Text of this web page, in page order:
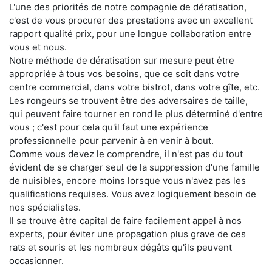
L'une des priorités de notre compagnie de dératisation,
c'est de vous procurer des prestations avec un excellent
rapport qualité prix, pour une longue collaboration entre
vous et nous.
Notre méthode de dératisation sur mesure peut être
appropriée à tous vos besoins, que ce soit dans votre
centre commercial, dans votre bistrot, dans votre gîte, etc.
Les rongeurs se trouvent être des adversaires de taille,
qui peuvent faire tourner en rond le plus déterminé d'entre
vous ; c'est pour cela qu'il faut une expérience
professionnelle pour parvenir à en venir à bout.
Comme vous devez le comprendre, il n'est pas du tout
évident de se charger seul de la suppression d'une famille
de nuisibles, encore moins lorsque vous n'avez pas les
qualifications requises. Vous avez logiquement besoin de
nos spécialistes.
Il se trouve être capital de faire facilement appel à nos
experts, pour éviter une propagation plus grave de ces
rats et souris et les nombreux dégâts qu'ils peuvent
occasionner.